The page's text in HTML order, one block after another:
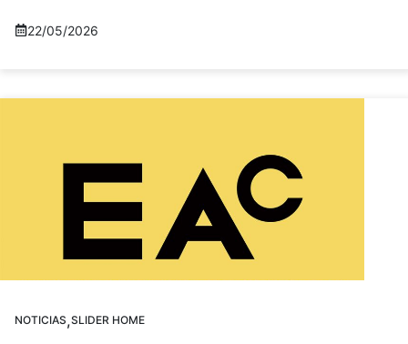
22/05/2026
NOTICIAS,SLIDER HOME